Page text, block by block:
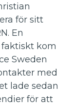
för sitt
En
kom
Sweden
med
lade sedan
för att